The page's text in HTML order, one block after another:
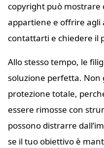
copyright può mostrare
appartiene e offrire agli
contattarti e chiedere il
Allo stesso tempo, le
soluzione perfetta. Non
protezione totale,
essere rimosse con
possono distrarre
se il tuo obiettivo è